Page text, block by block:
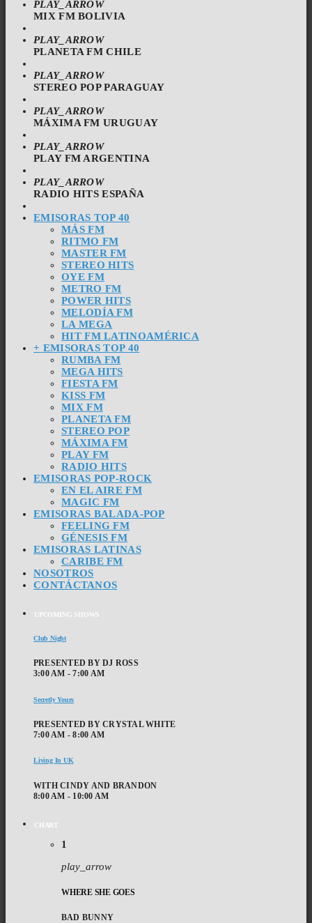
PLAY_ARROW
MIX FM BOLIVIA
PLAY_ARROW
PLANETA FM CHILE
PLAY_ARROW
STEREO POP PARAGUAY
PLAY_ARROW
MÁXIMA FM URUGUAY
PLAY_ARROW
PLAY FM ARGENTINA
PLAY_ARROW
RADIO HITS ESPAÑA
EMISORAS TOP 40
MÁS FM
RITMO FM
MASTER FM
STEREO HITS
OYE FM
METRO FM
POWER HITS
MELODÍA FM
LA MEGA
HIT FM LATINOAMÉRICA
+ EMISORAS TOP 40
RUMBA FM
MEGA HITS
FIESTA FM
KISS FM
MIX FM
PLANETA FM
STEREO POP
MÁXIMA FM
PLAY FM
RADIO HITS
EMISORAS POP-ROCK
EN EL AIRE FM
MAGIC FM
EMISORAS BALADA-POP
FEELING FM
GÉNESIS FM
EMISORAS LATINAS
CARIBE FM
NOSOTROS
CONTÁCTANOS
UPCOMING SHOWS
Club Night
PRESENTED BY DJ ROSS
3:00 AM - 7:00 AM
Secretly Yours
PRESENTED BY CRYSTAL WHITE
7:00 AM - 8:00 AM
Living In UK
WITH CINDY AND BRANDON
8:00 AM - 10:00 AM
CHART
1
play_arrow
WHERE SHE GOES
BAD BUNNY